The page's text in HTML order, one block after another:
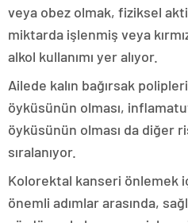
veya obez olmak, fiziksel
miktarda işlenmiş veya
alkol kullanımı yer alıyor.
Ailede kalın bağırsak
öyküsünün olması,
öyküsünün olması da diğer
sıralanıyor.
Kolorektal kanseri önlemek
önemli adımlar arasında,